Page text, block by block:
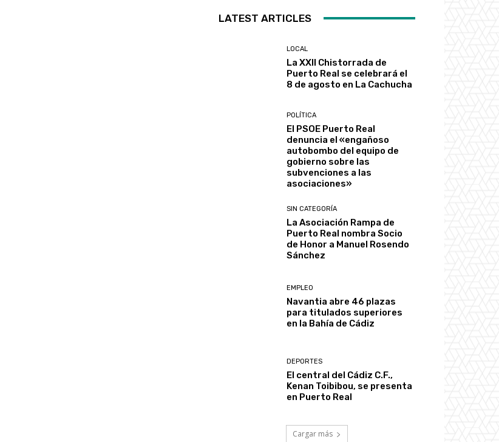
LATEST ARTICLES
LOCAL
La XXII Chistorrada de
Puerto Real se celebrará el
8 de agosto en La Cachucha
POLÍTICA
El PSOE Puerto Real
denuncia el «engañoso
autobombo del equipo de
gobierno sobre las
subvenciones a las
asociaciones»
SIN CATEGORÍA
La Asociación Rampa de
Puerto Real nombra Socio
de Honor a Manuel Rosendo
Sánchez
EMPLEO
Navantia abre 46 plazas
para titulados superiores
en la Bahía de Cádiz
DEPORTES
El central del Cádiz C.F.,
Kenan Toibibou, se presenta
en Puerto Real
Cargar más